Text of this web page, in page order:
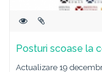
Posturi scoase la
Actualizare 19